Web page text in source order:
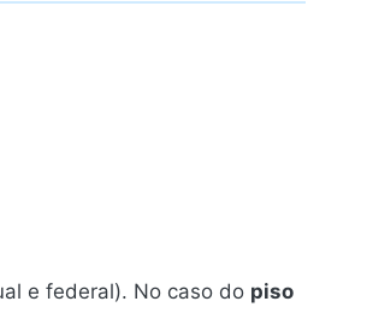
e federal). No caso do piso